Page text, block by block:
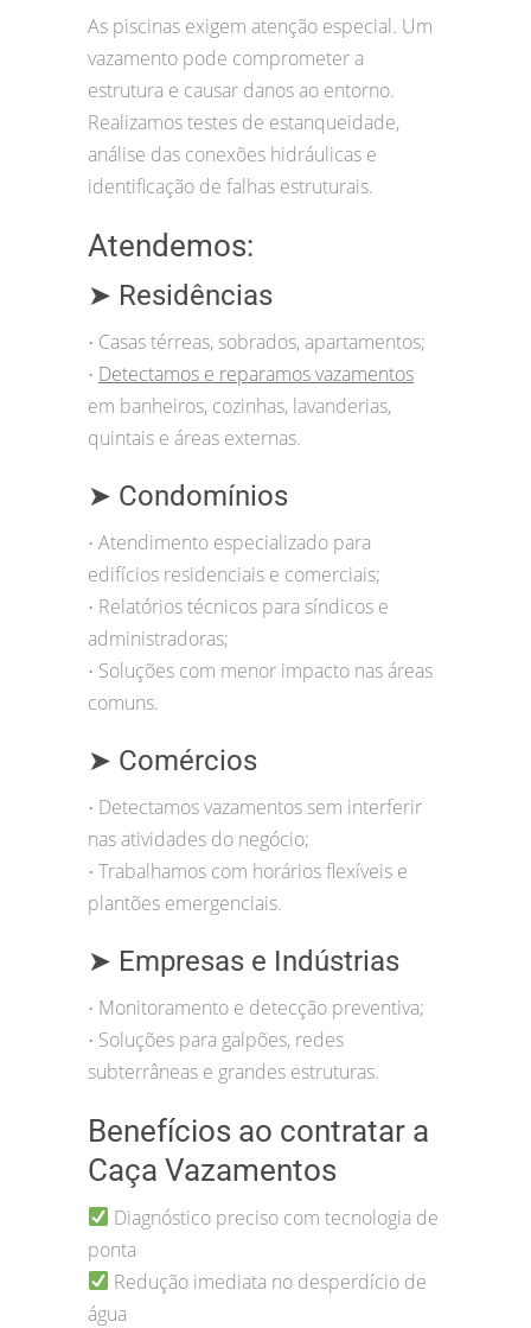
As piscinas exigem atenção especial. Um
vazamento pode comprometer a
estrutura e causar danos ao entorno.
Realizamos testes de estanqueidade,
análise das conexões hidráulicas e
identificação de falhas estruturais.
Atendemos:
➤ Residências
• Casas térreas, sobrados, apartamentos;
• Detectamos e reparamos vazamentos
em banheiros, cozinhas, lavanderias,
quintais e áreas externas.
➤ Condomínios
• Atendimento especializado para
edifícios residenciais e comerciais;
• Relatórios técnicos para síndicos e
administradoras;
• Soluções com menor impacto nas áreas
comuns.
➤ Comércios
• Detectamos vazamentos sem interferir
nas atividades do negócio;
• Trabalhamos com horários flexíveis e
plantões emergenciais.
➤ Empresas e Indústrias
• Monitoramento e detecção preventiva;
• Soluções para galpões, redes
subterrâneas e grandes estruturas.
Benefícios ao contratar a
Caça Vazamentos
Diagnóstico preciso com tecnologia de
ponta
Redução imediata no desperdício de
água